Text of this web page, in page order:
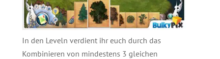
In den Leveln verdient ihr euch durch das
Kombinieren von mindestens 3 gleichen